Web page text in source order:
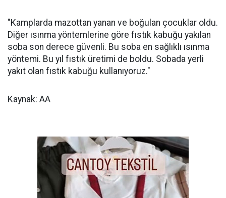
"Kamplarda mazottan yanan ve boğulan çocuklar oldu.
Diğer ısınma yöntemlerine göre fıstık kabuğu yakılan
soba son derece güvenli. Bu soba en sağlıklı ısınma
yöntemi. Bu yıl fıstık üretimi de boldu. Sobada yerli
yakıt olan fıstık kabuğu kullanıyoruz."
Kaynak: AA